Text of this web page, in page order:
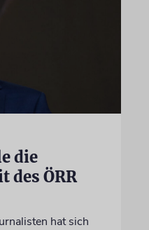
die
des ÖRR
hat sich